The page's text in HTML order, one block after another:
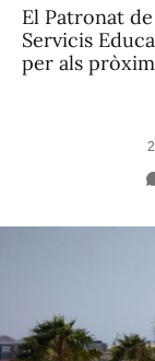
El Patronat
Servicis
per als